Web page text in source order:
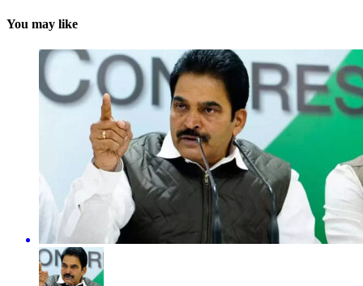
You may like